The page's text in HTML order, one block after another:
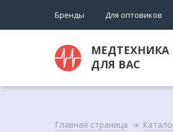
Бренды Для оптовиков
МЕДТЕХНИКА
ДЛЯ ВАС
Главная страница